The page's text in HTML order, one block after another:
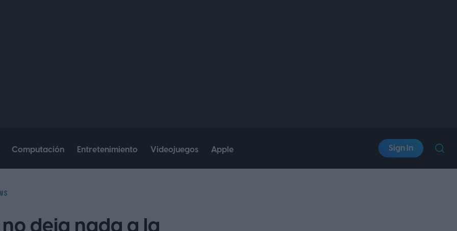
Computación Entretenimiento Videojuegos Apple Sign In